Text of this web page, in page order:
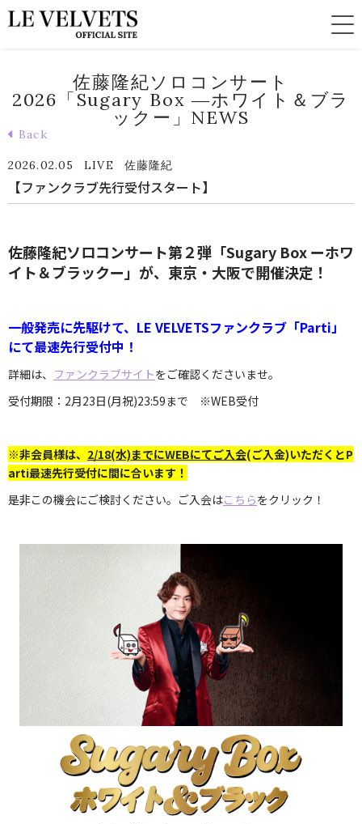
佐藤隆紀ソロコンサート
2026「Sugary Box ―ホワイト＆ブラ
ックー」NEWS
Back
2026.02.05 LIVE 佐藤隆紀
【ファンクラブ先行受付スタート】
佐藤隆紀ソロコンサート第２弾「Sugary Box ーホワ
イト＆ブラックー」が、東京・大阪で開催決定！
一般発売に先駆けて、LE VELVETSファンクラブ「Parti」
にて最速先行受付中！
詳細は、 ファンクラブサイトをご確認くださいませ。
受付期限：2月23日(月祝)23:59まで ※WEB受付
※非会員様は、 2/18(水)までにWEBにてご入会(ご入金)いただくとP
arti最速先行受付に間に合います！
是非この機会にご検討ください。ご入会はこちらをクリック！